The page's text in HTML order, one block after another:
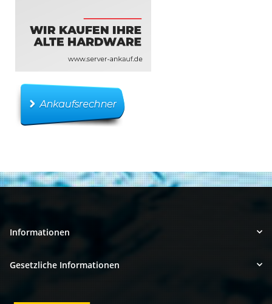
Informationen
Gesetzliche Informationen